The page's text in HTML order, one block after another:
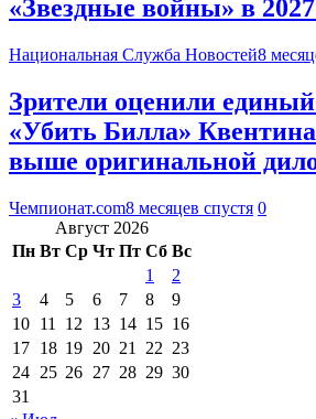
«Звездные войны» в 2027
Национальная Служба Новостей8
Зрители оценили
«Убить Билла»
выше оригинальной
Чемпионат.com8 месяцев спустя 0
Август 2026
Пн Вт Ср Чт Пт Сб Вс
1
2
3
4 5 6 7 8
9
10 11 12 13 14 15 16
17 18 19 20 21 22 23
24 25 26 27 28 29 30
31